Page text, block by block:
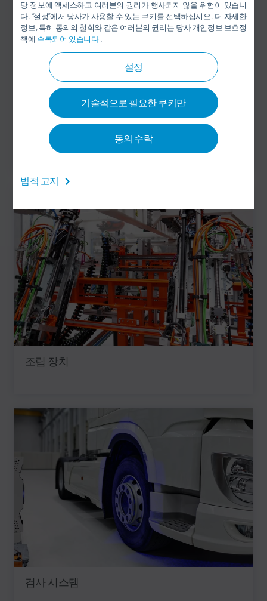
당 정보에 액세스하고 여러분의 권리가 행사되지 않을 위험이 있습니
다. “설정”에서 당사가 사용할 수 있는 쿠키를 선택하십시오. 더 자세한
정보, 특히 동의의 철회와 같은 여러분의 권리는 당사 개인정보 보호정
책에 수록되어 있습니다.
설정
기술적으로 필요한 쿠키만
동의 수락
법적 고지
주입(Filling) 스테이션
조립 장치
검사 시스템